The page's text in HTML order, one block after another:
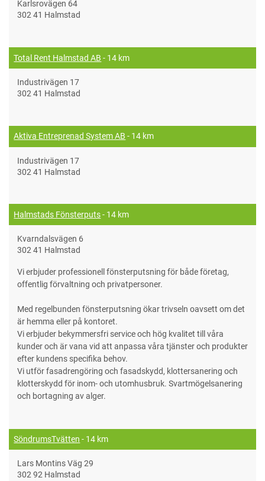
Karlsrovägen 64
302 41 Halmstad
Total Rent Halmstad AB - 14 km
Industrivägen 17
302 41 Halmstad
Aktiva Entreprenad System AB - 14 km
Industrivägen 17
302 41 Halmstad
Halmstads Fönsterputs- 14 km
Kvarndalsvägen 6
302 41 Halmstad
Vi erbjuder professionell fönsterputsning för både företag,
offentlig förvaltning och privatpersoner.
Med regelbunden fönsterputsning ökar trivseln oavsett om det
är hemma eller på kontoret.
Vi erbjuder bekymmersfri service och hög kvalitet till våra
kunder och är vana vid att anpassa våra tjänster och produkter
efter kundens specifika behov.
Vi utför fasadrengöring och fasadskydd, klottersanering och
klotterskydd för inom- och utomhusbruk. Svartmögelsanering
och bortagning av alger.
SöndrumsTvätten - 14 km
Lars Montins Väg 29
302 92 Halmstad